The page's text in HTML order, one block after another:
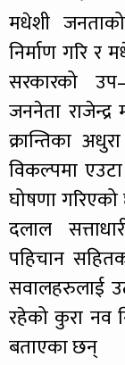
मधेशी
निर्माण गरि र
सरकारको
जननेता
क्रान्तिका
विकल्पमा एउटा
घोषणा
दलाल
पहिचान
सवालहरुलाई
रहेको कुरा नव
बताएका छन्